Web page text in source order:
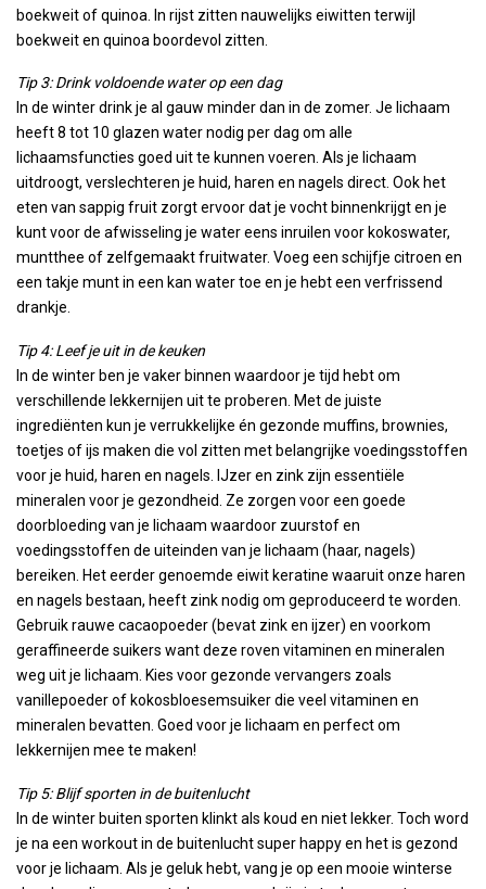
boekweit of quinoa. In rijst zitten nauwelijks eiwitten terwijl
boekweit en quinoa boordevol zitten.
Tip 3: Drink voldoende water op een dag
In de winter drink je al gauw minder dan in de zomer. Je lichaam
heeft 8 tot 10 glazen water nodig per dag om alle
lichaamsfuncties goed uit te kunnen voeren. Als je lichaam
uitdroogt, verslechteren je huid, haren en nagels direct. Ook het
eten van sappig fruit zorgt ervoor dat je vocht binnenkrijgt en je
kunt voor de afwisseling je water eens inruilen voor kokoswater,
muntthee of zelfgemaakt fruitwater. Voeg een schijfje citroen en
een takje munt in een kan water toe en je hebt een verfrissend
drankje.
Tip 4: Leef je uit in de keuken
In de winter ben je vaker binnen waardoor je tijd hebt om
verschillende lekkernijen uit te proberen. Met de juiste
ingrediënten kun je verrukkelijke én gezonde muffins, brownies,
toetjes of ijs maken die vol zitten met belangrijke voedingsstoffen
voor je huid, haren en nagels. IJzer en zink zijn essentiële
mineralen voor je gezondheid. Ze zorgen voor een goede
doorbloeding van je lichaam waardoor zuurstof en
voedingsstoffen de uiteinden van je lichaam (haar, nagels)
bereiken. Het eerder genoemde eiwit keratine waaruit onze haren
en nagels bestaan, heeft zink nodig om geproduceerd te worden.
Gebruik rauwe cacaopoeder (bevat zink en ijzer) en voorkom
geraffineerde suikers want deze roven vitaminen en mineralen
weg uit je lichaam. Kies voor gezonde vervangers zoals
vanillepoeder of kokosbloesemsuiker die veel vitaminen en
mineralen bevatten. Goed voor je lichaam en perfect om
lekkernijen mee te maken!
Tip 5: Blijf sporten in de buitenlucht
In de winter buiten sporten klinkt als koud en niet lekker. Toch word
je na een workout in de buitenlucht super happy en het is gezond
voor je lichaam. Als je geluk hebt, vang je op een mooie winterse